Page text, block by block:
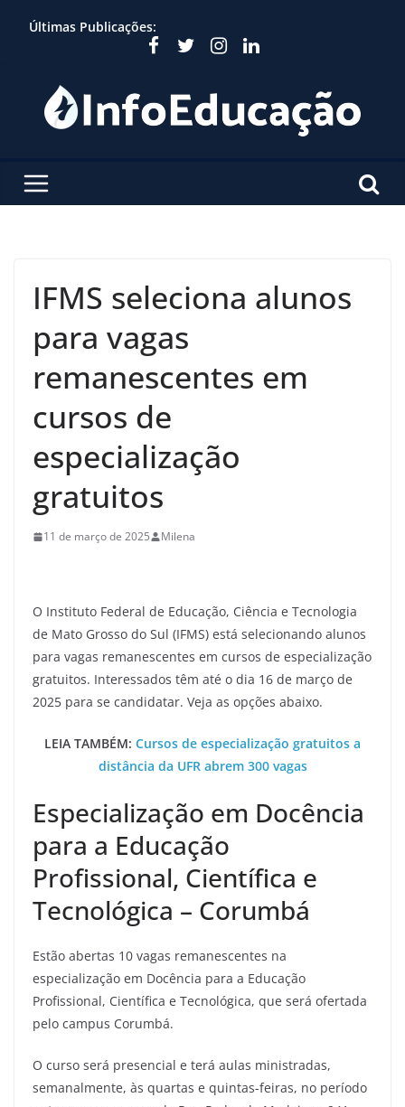
Últimas Publicações:
IFMS seleciona alunos
para vagas
remanescentes em
cursos de
especialização
gratuitos
11 de março de 2025 Milena
O Instituto Federal de Educação, Ciência e Tecnologia
de Mato Grosso do Sul (IFMS) está selecionando alunos
para vagas remanescentes em cursos de especialização
gratuitos. Interessados têm até o dia 16 de março de
2025 para se candidatar. Veja as opções abaixo.
LEIA TAMBÉM: Cursos de especialização gratuitos a
distância da UFR abrem 300 vagas
Especialização em Docência
para a Educação
Profissional, Científica e
Tecnológica – Corumbá
Estão abertas 10 vagas remanescentes na
especialização em Docência para a Educação
Profissional, Científica e Tecnológica, que será ofertada
pelo campus Corumbá.
O curso será presencial e terá aulas ministradas,
semanalmente, às quartas e quintas-feiras, no período